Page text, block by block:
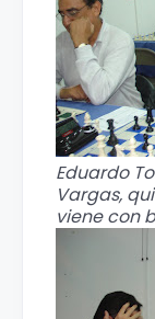
Eduardo
Vargas,
viene con